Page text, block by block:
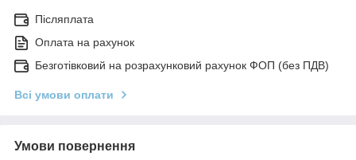
Післяплата
Оплата на рахунок
Безготівковий на розрахунковий рахунок ФОП (без ПДВ)
Всі умови оплати
Умови повернення